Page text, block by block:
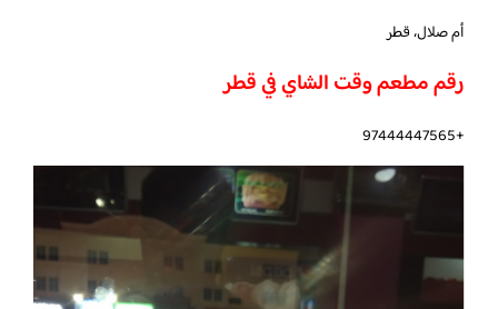
أم صلال، قطر
رقم مطعم وقت الشاي في قطر
+97444447565